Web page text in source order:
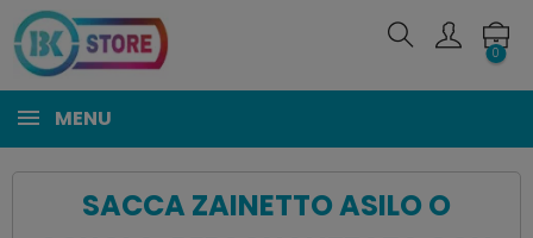
0
MENU
SACCA ZAINETTO ASILO O